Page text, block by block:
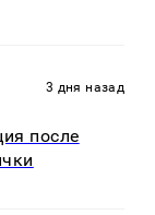
3 дня назад
после